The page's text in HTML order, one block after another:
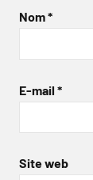
Nom*
E-mail *
Site web